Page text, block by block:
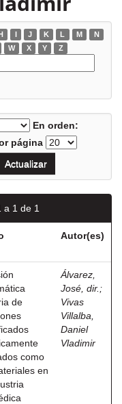
I J K L M
N
W X Y Z
En orden:
página
a 1 de 1
Autor(es)
de
como
en
Álvarez,
José, dir. ;
Vivas
Villalba,
Daniel
Vladimir